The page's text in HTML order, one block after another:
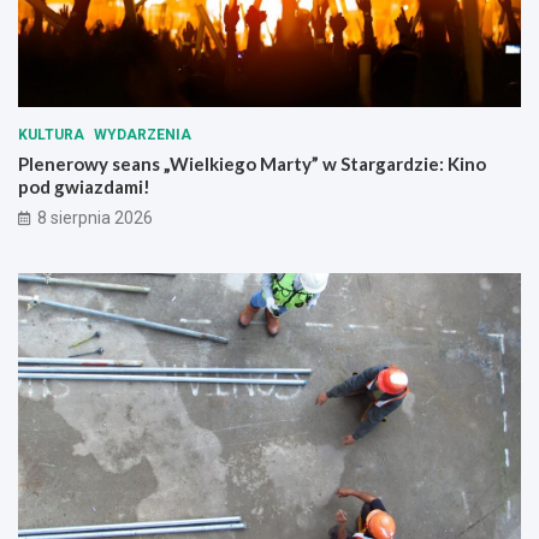
!
KULTURA WYDARZENIA
Plenerowy seans „Wielkiego Marty” w Stargardzie: Kino
pod gwiazdami!
8 sierpnia 2026